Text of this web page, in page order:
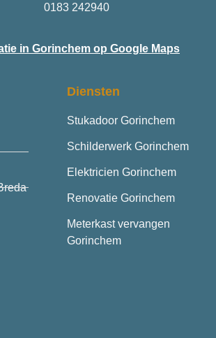
0183 242940
in Gorinchem op Google Maps
Diensten
Stukadoor Gorinchem
Schilderwerk Gorinchem
Elektricien Gorinchem
Renovatie Gorinchem
Meterkast vervangen
Gorinchem